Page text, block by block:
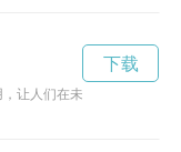
让人们在未知的宇宙中体
下载